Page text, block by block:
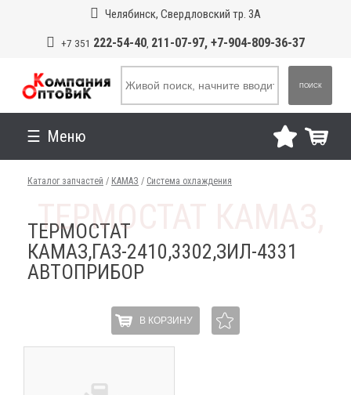
Челябинск, Свердловский тр. 3А
+7 351 222-54-40, 211-07-97, +7-904-809-36-37
ПОИСК
Меню
Каталог запчастей / КАМАЗ / Система охлаждения
ТЕРМОСТАТ
КАМАЗ,ГАЗ-2410,3302,ЗИЛ-4331
АВТОПРИБОР
В КОРЗИНУ